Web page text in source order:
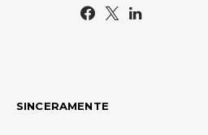
SINCERAMENTE